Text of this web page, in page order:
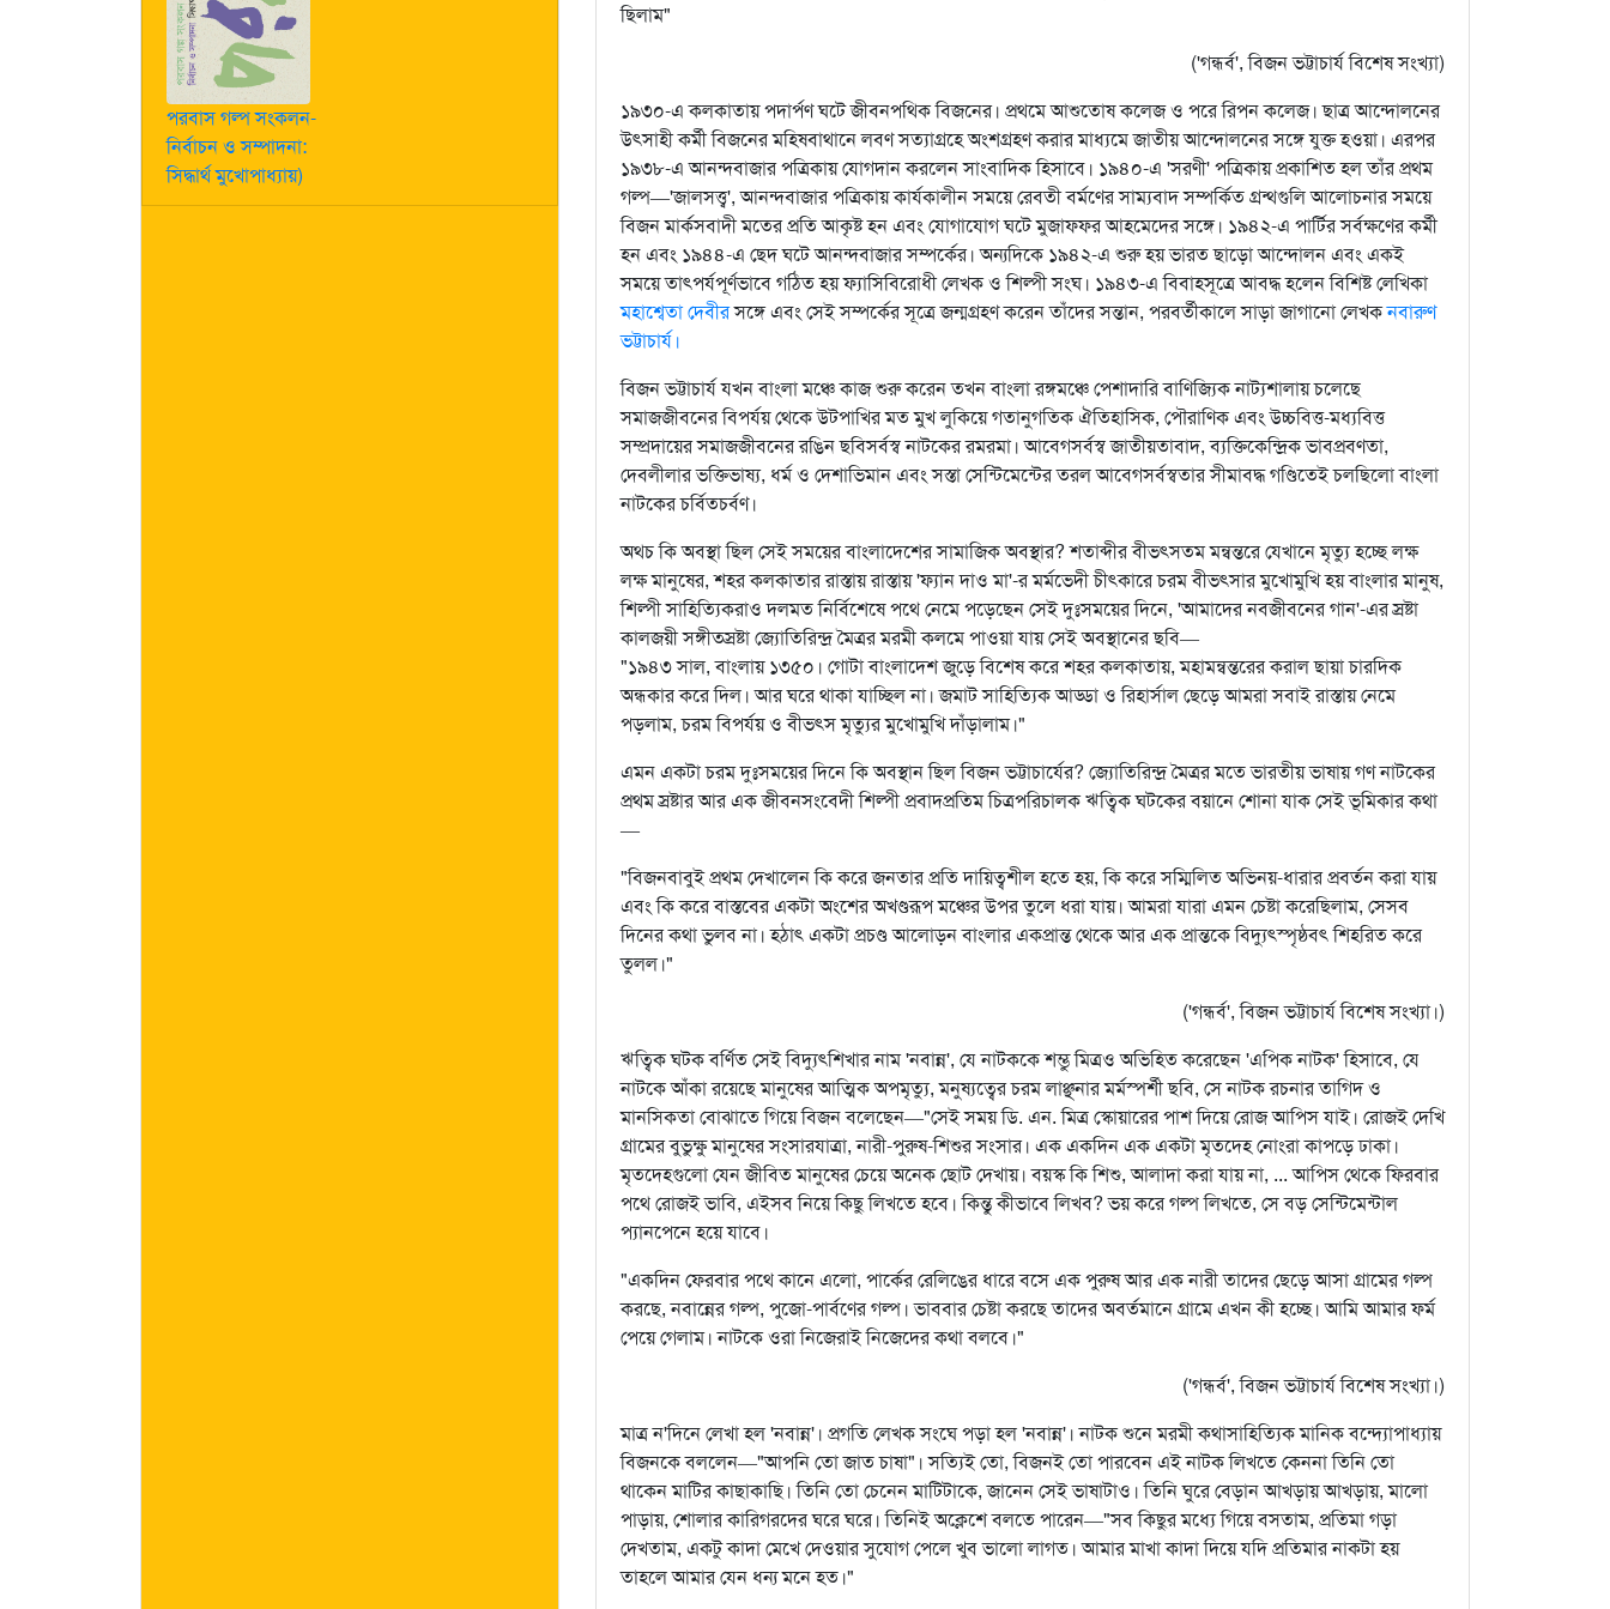
পরবাস গল্প সংকলন-
নির্বাচন ও সম্পাদনা:
সিদ্ধার্থ মুখোপাধ্যায়)
ছিলাম"
('গন্ধর্ব', বিজন ভট্টাচার্য বিশেষ সংখ্যা)
১৯৩০-এ কলকাতায় পদার্পণ ঘটে জীবনপথিক বিজনের। প্রথমে আশুতোষ কলেজ ও পরে রিপন কলেজ। ছাত্র আন্দোলনের
উৎসাহী কর্মী বিজনের মহিষবাথানে লবণ সত্যাগ্রহে অংশগ্রহণ করার মাধ্যমে জাতীয় আন্দোলনের সঙ্গে যুক্ত হওয়া। এরপর
১৯৩৮-এ আনন্দবাজার পত্রিকায় যোগদান করলেন সাংবাদিক হিসাবে। ১৯৪০-এ 'সরণী' পত্রিকায় প্রকাশিত হল তাঁর প্রথম
গল্প—'জালসত্ত্ব', আনন্দবাজার পত্রিকায় কার্যকালীন সময়ে রেবতী বর্মণের সাম্যবাদ সম্পর্কিত গ্রন্থগুলি আলোচনার সময়ে
বিজন মার্কসবাদী মতের প্রতি আকৃষ্ট হন এবং যোগাযোগ ঘটে মুজাফফর আহমেদের সঙ্গে। ১৯৪২-এ পার্টির সর্বক্ষণের কর্মী
হন এবং ১৯৪৪-এ ছেদ ঘটে আনন্দবাজার সম্পর্কের। অন্যদিকে ১৯৪২-এ শুরু হয় ভারত ছাড়ো আন্দোলন এবং একই
সময়ে তাৎপর্যপূর্ণভাবে গঠিত হয় ফ্যাসিবিরোধী লেখক ও শিল্পী সংঘ। ১৯৪৩-এ বিবাহসূত্রে আবদ্ধ হলেন বিশিষ্ট লেখিকা
মহাশ্বেতা দেবীরসঙ্গে এবং সেই সম্পর্কের সূত্রে জন্মগ্রহণ করেন তাঁদের সন্তান, পরবর্তীকালে সাড়া জাগানো লেখকনবারুণ
ভট্টাচার্য।
বিজন ভট্টাচার্য যখন বাংলা মঞ্চে কাজ শুরু করেন তখন বাংলা রঙ্গমঞ্চে পেশাদারি বাণিজ্যিক নাট্যশালায় চলেছে
সমাজজীবনের বিপর্যয় থেকে উটপাখির মত মুখ লুকিয়ে গতানুগতিক ঐতিহাসিক, পৌরাণিক এবং উচ্চবিত্ত-মধ্যবিত্ত
সম্প্রদায়ের সমাজজীবনের রঙিন ছবিসর্বস্ব নাটকের রমরমা। আবেগসর্বস্ব জাতীয়তাবাদ, ব্যক্তিকেন্দ্রিক ভাবপ্রবণতা,
দেবলীলার ভক্তিভাষ্য, ধর্ম ও দেশাভিমান এবং সস্তা সেন্টিমেন্টের তরল আবেগসর্বস্বতার সীমাবদ্ধ গণ্ডিতেই চলছিলো বাংলা
নাটকের চর্বিতচর্বণ।
অথচ কি অবস্থা ছিল সেই সময়ের বাংলাদেশের সামাজিক অবস্থার? শতাব্দীর বীভৎসতম মন্বন্তরে যেখানে মৃত্যু হচ্ছে লক্ষ
লক্ষ মানুষের, শহর কলকাতার রাস্তায় রাস্তায় 'ফ্যান দাও মা'-র মর্মভেদী চীৎকারে চরম বীভৎসার মুখোমুখি হয় বাংলার মানুষ,
শিল্পী সাহিত্যিকরাও দলমত নির্বিশেষে পথে নেমে পড়েছেন সেই দুঃসময়ের দিনে, 'আমাদের নবজীবনের গান'-এর স্রষ্টা
কালজয়ী সঙ্গীতস্রষ্টা জ্যোতিরিন্দ্র মৈত্রর মরমী কলমে পাওয়া যায় সেই অবস্থানের ছবি—
"১৯৪৩ সাল, বাংলায় ১৩৫০। গোটা বাংলাদেশ জুড়ে বিশেষ করে শহর কলকাতায়, মহামন্বন্তরের করাল ছায়া চারদিক
অন্ধকার করে দিল। আর ঘরে থাকা যাচ্ছিল না। জমাট সাহিত্যিক আড্ডা ও রিহার্সাল ছেড়ে আমরা সবাই রাস্তায় নেমে
পড়লাম, চরম বিপর্যয় ও বীভৎস মৃত্যুর মুখোমুখি দাঁড়ালাম।"
এমন একটা চরম দুঃসময়ের দিনে কি অবস্থান ছিল বিজন ভট্টাচার্যের? জ্যোতিরিন্দ্র মৈত্রর মতে ভারতীয় ভাষায় গণ নাটকের
প্রথম স্রষ্টার আর এক জীবনসংবেদী শিল্পী প্রবাদপ্রতিম চিত্রপরিচালক ঋত্বিক ঘটকের বয়ানে শোনা যাক সেই ভূমিকার কথা
—
"বিজনবাবুই প্রথম দেখালেন কি করে জনতার প্রতি দায়িত্বশীল হতে হয়, কি করে সম্মিলিত অভিনয়-ধারার প্রবর্তন করা যায়
এবং কি করে বাস্তবের একটা অংশের অখণ্ডরূপ মঞ্চের উপর তুলে ধরা যায়। আমরা যারা এমন চেষ্টা করেছিলাম, সেসব
দিনের কথা ভুলব না। হঠাৎ একটা প্রচণ্ড আলোড়ন বাংলার একপ্রান্ত থেকে আর এক প্রান্তকে বিদ্যুৎস্পৃষ্ঠবৎ শিহরিত করে
তুলল।"
('গন্ধর্ব', বিজন ভট্টাচার্য বিশেষ সংখ্যা।)
ঋত্বিক ঘটক বর্ণিত সেই বিদ্যুৎশিখার নাম 'নবান্ন', যে নাটককে শম্ভু মিত্রও অভিহিত করেছেন 'এপিক নাটক' হিসাবে, যে
নাটকে আঁকা রয়েছে মানুষের আত্মিক অপমৃত্যু, মনুষ্যত্বের চরম লাঞ্ছনার মর্মস্পর্শী ছবি, সে নাটক রচনার তাগিদ ও
মানসিকতা বোঝাতে গিয়ে বিজন বলেছেন—"সেই সময় ডি. এন. মিত্র স্কোয়ারের পাশ দিয়ে রোজ আপিস যাই। রোজই দেখি
গ্রামের বুভুক্ষু মানুষের সংসারযাত্রা, নারী-পুরুষ-শিশুর সংসার। এক একদিন এক একটা মৃতদেহ নোংরা কাপড়ে ঢাকা।
মৃতদেহগুলো যেন জীবিত মানুষের চেয়ে অনেক ছোট দেখায়। বয়স্ক কি শিশু, আলাদা করা যায় না, ... আপিস থেকে ফিরবার
পথে রোজই ভাবি, এইসব নিয়ে কিছু লিখতে হবে। কিন্তু কীভাবে লিখব? ভয় করে গল্প লিখতে, সে বড় সেন্টিমেন্টাল
প্যানপেনে হয়ে যাবে।
"একদিন ফেরবার পথে কানে এলো, পার্কের রেলিঙের ধারে বসে এক পুরুষ আর এক নারী তাদের ছেড়ে আসা গ্রামের গল্প
করছে, নবান্নের গল্প, পুজো-পার্বণের গল্প। ভাববার চেষ্টা করছে তাদের অবর্তমানে গ্রামে এখন কী হচ্ছে। আমি আমার ফর্ম
পেয়ে গেলাম। নাটকে ওরা নিজেরাই নিজেদের কথা বলবে।"
('গন্ধর্ব', বিজন ভট্টাচার্য বিশেষ সংখ্যা।)
মাত্র ন'দিনে লেখা হল 'নবান্ন'। প্রগতি লেখক সংঘে পড়া হল 'নবান্ন'। নাটক শুনে মরমী কথাসাহিত্যিক মানিক বন্দ্যোপাধ্যায়
বিজনকে বললেন—"আপনি তো জাত চাষা"। সত্যিই তো, বিজনই তো পারবেন এই নাটক লিখতে কেননা তিনি তো
থাকেন মাটির কাছাকাছি। তিনি তো চেনেন মাটিটাকে, জানেন সেই ভাষাটাও। তিনি ঘুরে বেড়ান আখড়ায় আখড়ায়, মালো
পাড়ায়, শোলার কারিগরদের ঘরে ঘরে। তিনিই অক্লেশে বলতে পারেন—"সব কিছুর মধ্যে গিয়ে বসতাম, প্রতিমা গড়া
দেখতাম, একটু কাদা মেখে দেওয়ার সুযোগ পেলে খুব ভালো লাগত। আমার মাখা কাদা দিয়ে যদি প্রতিমার নাকটা হয়
তাহলে আমার যেন ধন্য মনে হত।"